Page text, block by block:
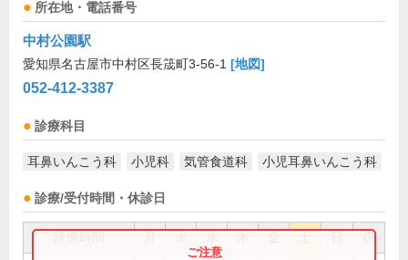
所在地・電話番号
中村公園駅
愛知県名古屋市中村区長筬町3-56-1 [地図]
052-412-3387
診療科目
耳鼻いんこう科 小児科 気管食道科 小児耳鼻いんこう科
診療/受付時間・休診日
祝